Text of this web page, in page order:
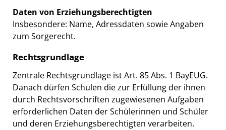
Daten von Erziehungsberechtigten
Insbesondere: Name, Adressdaten sowie Angaben
zum Sorgerecht.
Rechtsgrundlage
Zentrale Rechtsgrundlage ist Art. 85 Abs. 1 BayEUG.
Danach dürfen Schulen die zur Erfüllung der ihnen
durch Rechtsvorschriften zugewiesenen Aufgaben
erforderlichen Daten der Schülerinnen und Schüler
und deren Erziehungsberechtigten verarbeiten.